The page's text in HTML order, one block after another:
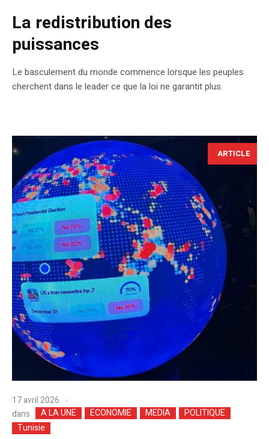
La redistribution des
puissances
Le basculement du monde commence lorsque les peuples
cherchent dans le leader ce que la loi ne garantit plus.
ARTICLE
17 avril 2026
dans
A LA UNE ECONOMIE MEDIA
POLITIQUE
Tunisie